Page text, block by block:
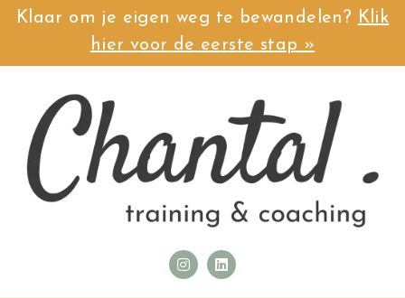
Klaar om je eigen weg te bewandelen? Klik
hier voor de eerste stap »